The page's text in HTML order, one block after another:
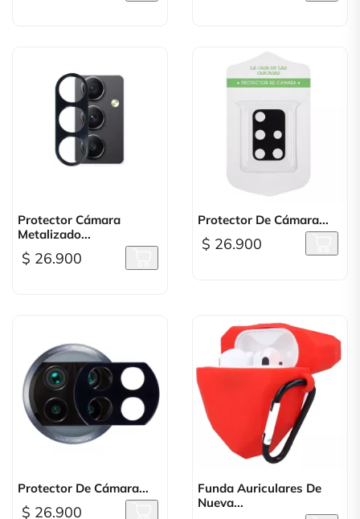
Protector Cámara
Metalizado...
$ 26.900
Protector De Cámara...
$ 26.900
Protector De Cámara...
$ 26.900
Funda Auriculares De
Nueva...